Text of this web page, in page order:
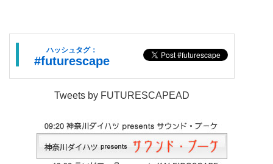
ハッシュタグ：
#futurescape
Tweets by FUTURESCAPEAD